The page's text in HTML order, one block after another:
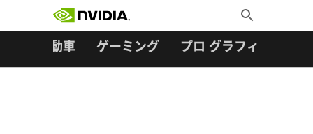
Toggle
Search
自動車 ゲーミング プロ グラフィックス